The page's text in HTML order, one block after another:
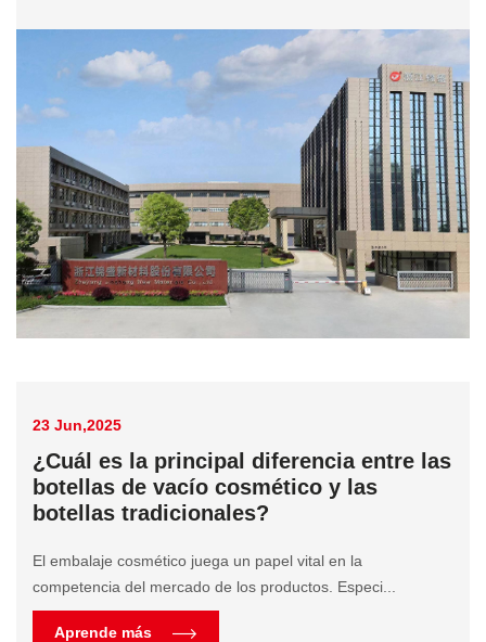
23 Jun,2025
¿Cuál es la principal diferencia entre las
botellas de vacío cosmético y las
botellas tradicionales?
El embalaje cosmético juega un papel vital en la
competencia del mercado de los productos. Especi...
Aprende más